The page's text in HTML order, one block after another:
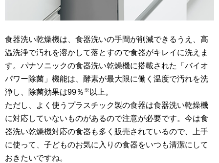
食器洗い乾燥機は、食器洗いの手間が削減できるうえ、高
温洗浄で汚れを溶かして落とすので食器がキレイに洗えま
す。パナソニックの食器洗い乾燥機に搭載された「バイオ
パワー除菌」機能は、酵素が最大限に働く温度で汚れを洗
浄し、除菌効果は99％ ※以上。
ただし、よく使うプラスチック製の食器は食器洗い乾燥機
に対応していないものがあるので注意が必要です。今は食
器洗い乾燥機対応の食器も多く販売されているので、上手
に使って、子どものお気に入りの食器をいつも清潔にして
おきたいですね。